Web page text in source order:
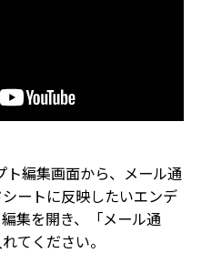
ト編集画面から、メール通
ートに反映したいエンデ
集を開き、「メール通
てください。